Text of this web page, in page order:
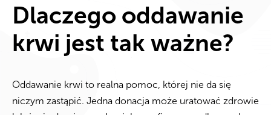
Dlaczego oddawanie
krwi jest tak ważne?
Oddawanie krwi to realna pomoc, której nie da się
niczym zastąpić. Jedna donacja może uratować zdrowie